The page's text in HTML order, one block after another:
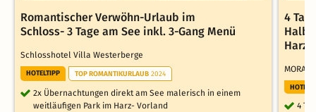
Romantischer Verwöhn-Urlaub im
Schloss- 3 Tage am See inkl. 3-Gang Menü
Schlosshotel Villa Westerberge
HOTELTIPP TOP ROMANTIKURLAUB 2024
2x Übernachtungen direkt am See malerisch in einem
weitläufigen Park im Harz- Vorland
4
Harz
4